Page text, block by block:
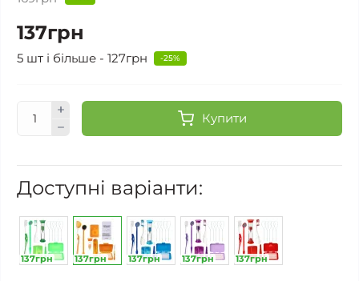
137грн
5 шт і більше - 127грн -25%
Купити
Доступні варіанти:
137грн 137грн 137грн 137грн 137грн